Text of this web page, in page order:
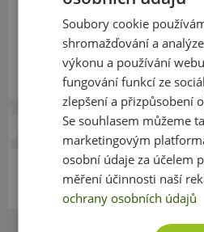
Dobrý den,chtěla bych
vajec, z kterých jsou
jakého druhu chovu?
10. 3. 2025 v 19:51
Eliška Reagovat
Dobrý den, kdy budou
prosím? Předem děkuji
Soubory cookie
shromažďování a
výkonu a používání
fungování funkcí ze
zlepšení a přizpůsobení
Se souhlasem můžeme
marketingovým
osobní údaje za účelem
měření účinnosti naší
ochrany osobních údajů